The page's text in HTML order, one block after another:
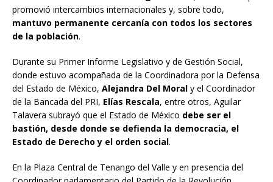
promovió intercambios internacionales y, sobre todo,
mantuvo permanente cercanía con todos los sectores
de la población.
Durante su Primer Informe Legislativo y de Gestión Social,
donde estuvo acompañada de la Coordinadora por la Defensa
del Estado de México, Alejandra Del Moral y el Coordinador
de la Bancada del PRI, Elías Rescala, entre otros, Aguilar
Talavera subrayó que el Estado de México debe ser el
bastión, desde donde se defienda la democracia, el
Estado de Derecho y el orden social.
En la Plaza Central de Tenango del Valle y en presencia del